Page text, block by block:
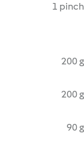
1 pinch
200 g
200 g
90 g